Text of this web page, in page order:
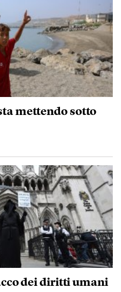
mettendo sotto
dei diritti umani